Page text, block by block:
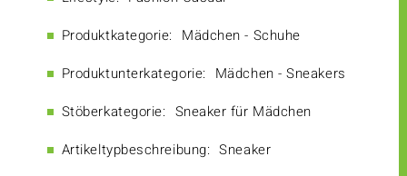
Produktkategorie: Mädchen - Schuhe
Produktunterkategorie: Mädchen - Sneakers
Stöberkategorie: Sneaker für Mädchen
Artikeltypbeschreibung: Sneaker